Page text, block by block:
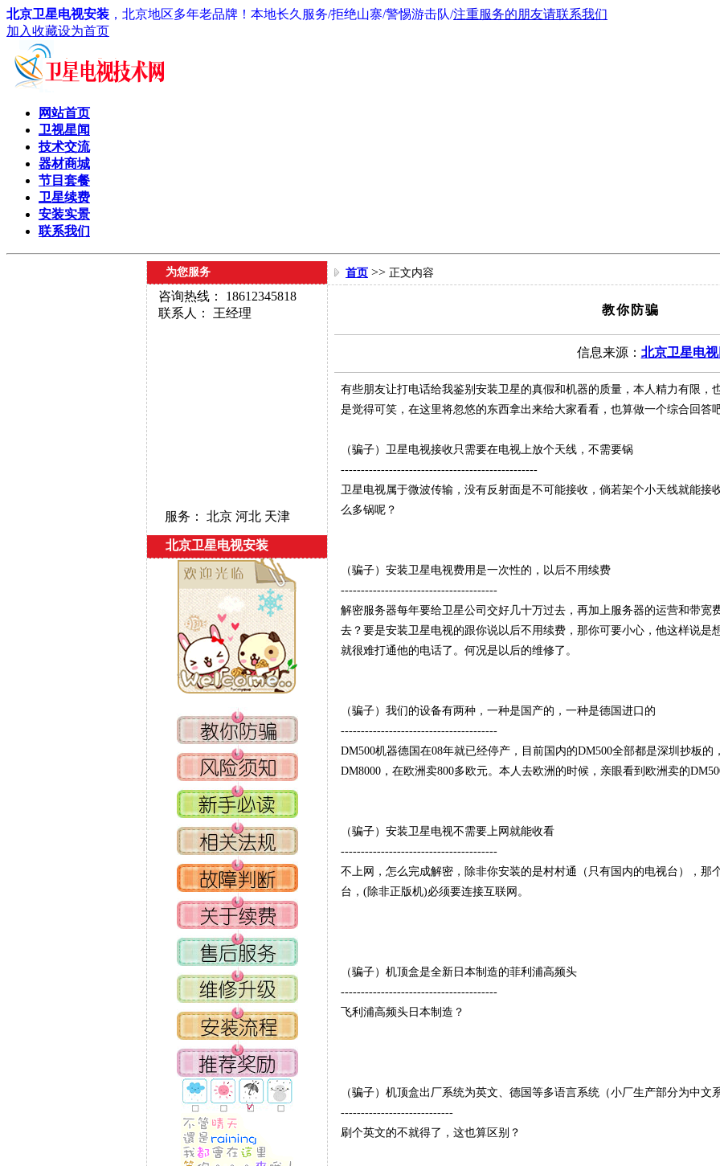
北京卫星电视安装 ，北京地区多年老品牌！本地长久服务/拒绝山寨/警惕游击队/注重服务的朋友请联系我们
加入收藏设为首页
网站首页
卫视星闻
技术交流
器材商城
节目套餐
卫星续费
安装实景
联系我们
为您服务
咨询热线： 18612345818
联系人： 王经理
服务： 北京 河北 天津
北京卫星电视安装
首页 >> 正文内容
教你防骗
信息来源： 北京卫星电视
有些朋友让打电话给我鉴别安装卫星的真假和机器的质量，本人精力有限，
是觉得可笑，在这里将忽悠的东西拿出来给大家看看，也算做一个综合回答吧
（骗子）卫星电视接收只需要在电视上放个天线，不需要锅
-------------------------------------------------
卫星电视属于微波传输，没有反射面是不可能接收，倘若架个小天线就能接
么多锅呢？
（骗子）安装卫星电视费用是一次性的，以后不用续费
---------------------------------------
解密服务器每年要给卫星公司交好几十万过去，再加上服务器的运营和带宽
去？要是安装卫星电视的跟你说以后不用续费，那你可要小心，他这样说是
就很难打通他的电话了。何况是以后的维修了。
（骗子）我们的设备有两种，一种是国产的，一种是德国进口的
---------------------------------------
DM500机器德国在08年就已经停产，目前国内的DM500全部都是深圳抄板的
DM8000，在欧洲卖800多欧元。本人去欧洲的时候，亲眼看到欧洲卖的
（骗子）安装卫星电视不需要上网就能收看
---------------------------------------
不上网，怎么完成解密，除非你安装的是村村通（只有国内的电视台），那
台，(除非正版机)必须要连接互联网。
（骗子）机顶盒是全新日本制造的菲利浦高频头
---------------------------------------
飞利浦高频头日本制造？
（骗子）机顶盒出厂系统为英文、德国等多语言系统（小厂生产部分为中文系
----------------------------
刷个英文的不就得了，这也算区别？